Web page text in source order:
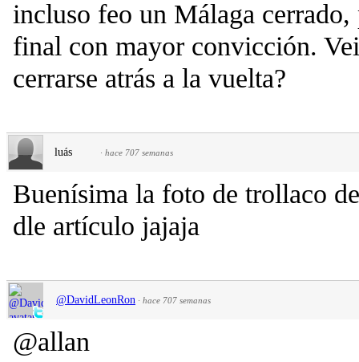
incluso feo un Málaga
final con mayor convicción.
cerrarse atrás a la vuelta?
luás · hace 707 semanas
Buenísima la foto de trollaco
dle artículo jajaja
@DavidLeonRon · hace 707 semanas
@allan